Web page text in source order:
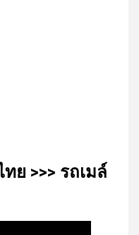
ย​ >>> รถเมล์​